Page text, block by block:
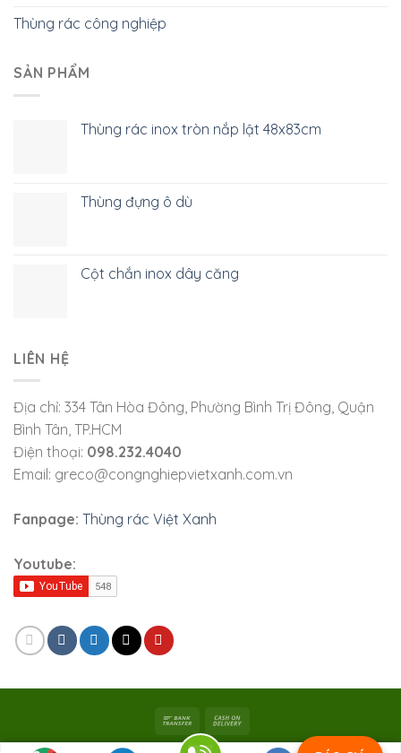
Thùng rác công nghiệp
SẢN PHẨM
Thùng rác inox tròn nắp lật 48x83cm
Thùng đựng ô dù
Cột chắn inox dây căng
LIÊN HỆ
Địa chỉ: 334 Tân Hòa Đông, Phường Bình Trị Đông, Quận
Bình Tân, TP.HCM
Điện thoại: 098.232.4040
Email: greco@congnghiepvietxanh.com.vn
Fanpage: Thùng rác Việt Xanh
Youtube: